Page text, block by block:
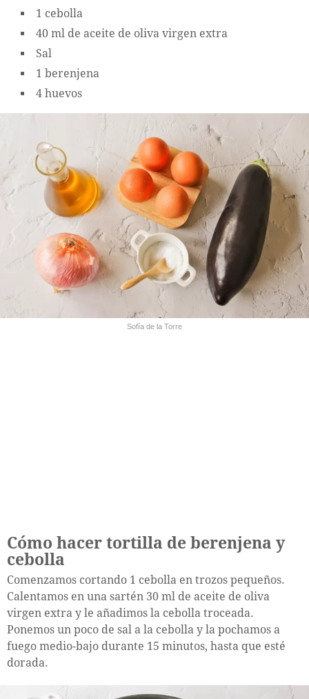
1 cebolla
40 ml de aceite de oliva virgen extra
Sal
1 berenjena
4 huevos
Sofía de la Torre
Cómo hacer tortilla de berenjena y
cebolla
Comenzamos cortando 1 cebolla en trozos pequeños.
Calentamos en una sartén 30 ml de aceite de oliva
virgen extra y le añadimos la cebolla troceada.
Ponemos un poco de sal a la cebolla y la pochamos a
fuego medio-bajo durante 15 minutos, hasta que esté
dorada.